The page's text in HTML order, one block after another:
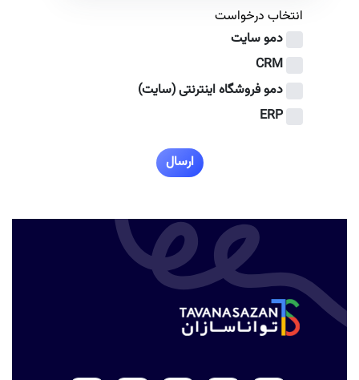
انتخاب درخواست
دمو سایت
CRM
دمو فروشگاه اینترنتی (سایت)
ERP
ارسال